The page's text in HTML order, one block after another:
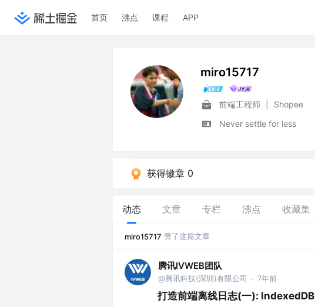
首页 沸点 课程 APP
miro15717
前端工程师
Shopee
Never settle for less
获得徽章 0
动态 文章 专栏 沸点 收藏集
miro15717 赞了这篇文章
腾讯IVWEB团队
@腾讯科技(深圳)有限公司 · 7年前
打造前端离线日志(一): IndexedDB